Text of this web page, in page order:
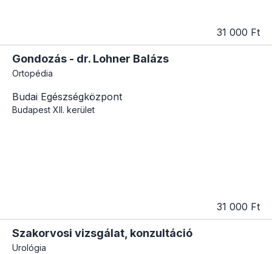
31 000 Ft
Gondozás - dr. Lohner Balázs
Ortopédia
Budai Egészségközpont
Budapest XII. kerület
31 000 Ft
Szakorvosi vizsgálat, konzultáció
Urológia